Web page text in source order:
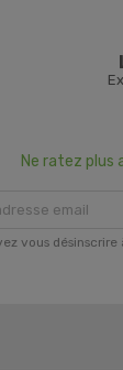
Ne ratez plus
vous